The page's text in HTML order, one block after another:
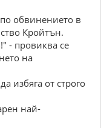
обвинението в
Кройтън.
- провиква се
на
избяга от строго
най-